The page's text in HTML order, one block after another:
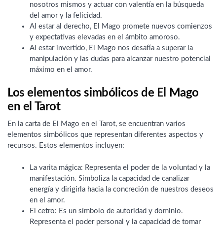
nosotros mismos y actuar con valentía en la búsqueda
del amor y la felicidad.
Al estar al derecho, El Mago promete nuevos comienzos
y expectativas elevadas en el ámbito amoroso.
Al estar invertido, El Mago nos desafía a superar la
manipulación y las dudas para alcanzar nuestro potencial
máximo en el amor.
Los elementos simbólicos de El Mago
en el Tarot
En la carta de El Mago en el Tarot, se encuentran varios
elementos simbólicos que representan diferentes aspectos y
recursos. Estos elementos incluyen:
La varita mágica: Representa el poder de la voluntad y la
manifestación. Simboliza la capacidad de canalizar
energía y dirigirla hacia la concreción de nuestros deseos
en el amor.
El cetro: Es un símbolo de autoridad y dominio.
Representa el poder personal y la capacidad de tomar